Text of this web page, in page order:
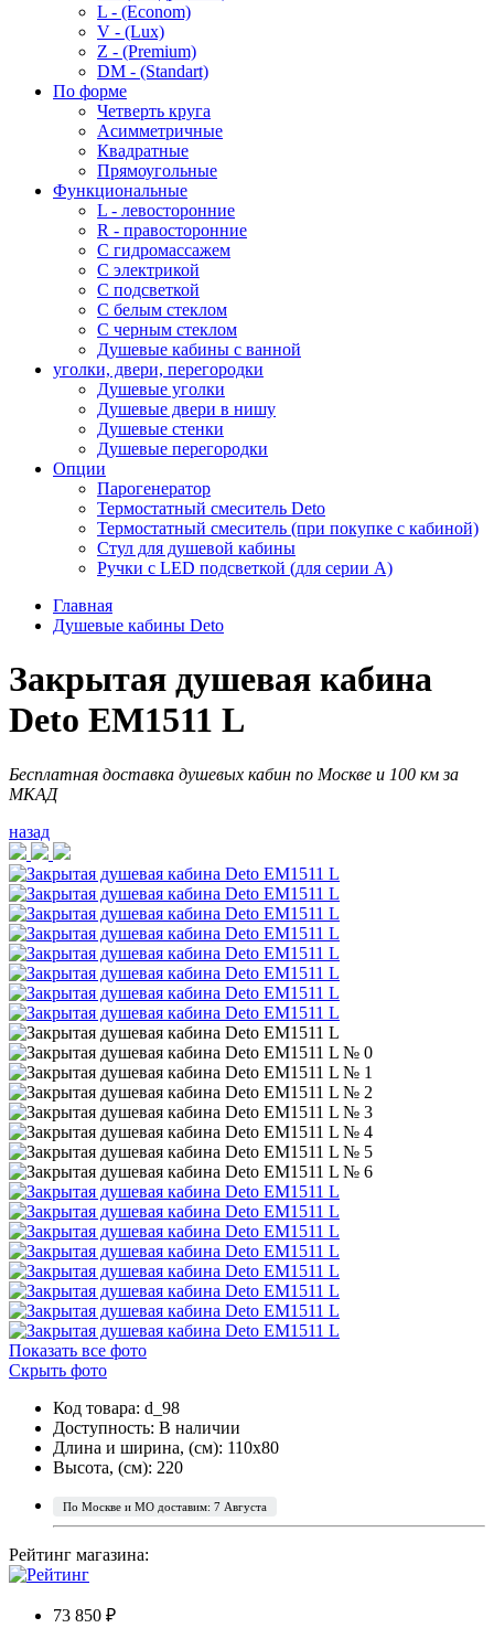
L - (Econom)
V - (Lux)
Z - (Premium)
DM - (Standart)
По форме
Четверть круга
Асимметричные
Квадратные
Прямоугольные
Функциональные
L - левосторонние
R - правосторонние
С гидромассажем
С электрикой
С подсветкой
С белым стеклом
С черным стеклом
Душевые кабины с ванной
уголки, двери, перегородки
Душевые уголки
Душевые двери в нишу
Душевые стенки
Душевые перегородки
Опции
Парогенератор
Термостатный смеситель Deto
Термостатный смеситель (при покупке с кабиной)
Стул для душевой кабины
Ручки с LED подсветкой (для серии A)
Главная
Душевые кабины Deto
Закрытая душевая кабина
Deto EM1511 L
Бесплатная доставка душевых кабин по Москве и 100 км за
МКАД
назад
Показать все фото
Скрыть фото
Код товара: d_98
Доступность: В наличии
Длина и ширина, (см): 110x80
Высота, (см): 220
По Москве и МО доставим: 7 Августа
Рейтинг магазина:
73 850 ₽